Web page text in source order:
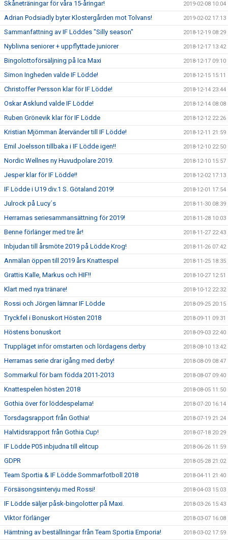
Skåneträningar för våra 15-åringar! 2019-02-08 10:04
Adrian Podsiadly byter Klostergården mot Tolvans! 2019-02-02 17:13
Sammanfattning av IF Löddes "Silly season" 2018-12-19 08:29
Nyblivna seniorer + uppflyttade juniorer 2018-12-17 13:42
Bingolottoförsäljning på Ica Maxi 2018-12-17 09:10
Simon Ingheden valde IF Lödde! 2018-12-15 15:11
Christoffer Persson klar för IF Lödde! 2018-12-14 23:44
Oskar Asklund valde IF Lödde! 2018-12-14 08:08
Ruben Grönevik klar för IF Lödde 2018-12-12 22:26
Kristian Mjörnman återvänder till IF Lödde! 2018-12-11 21:59
Emil Joelsson tillbaka i IF Lödde igen!! 2018-12-10 22:50
Nordic Wellnes ny Huvudpolare 2019. 2018-12-10 15:57
Jesper klar för IF Lödde!! 2018-12-02 17:13
IF Lödde i U19 div.1 S. Götaland 2019! 2018-12-01 17:54
Julrock på Lucy´s 2018-11-30 08:39
Herrarnas seriesammansättning för 2019! 2018-11-28 10:03
Benne förlänger med tre år! 2018-11-27 22:43
Inbjudan till årsmöte 2019 på Lödde Krog! 2018-11-26 07:42
Anmälan öppen till 2019 års Knattespel 2018-11-25 18:35
Grattis Kalle, Markus och HIF!! 2018-10-27 12:51
Klart med nya tränare! 2018-10-12 22:32
Rossi och Jörgen lämnar IF Lödde 2018-09-25 20:15
Tryckfel i Bonuskort Hösten 2018 2018-09-11 09:31
Höstens bonuskort 2018-09-03 22:40
Truppläget inför omstarten och lördagens derby 2018-08-10 13:42
Herrarnas serie drar igång med derby! 2018-08-09 08:47
Sommarkul för barn födda 2011-2013 2018-08-07 09:40
Knattespelen hösten 2018 2018-08-05 11:50
Gothia över för löddespelarna! 2018-07-20 16:14
Torsdagsrapport från Gothia! 2018-07-19 21:24
Halvtidsrapport från Gothia Cup! 2018-07-18 20:29
IF Lödde P05 inbjudna till elitcup 2018-06-26 11:59
GDPR 2018-05-28 21:02
Team Sportia & IF Lödde Sommarfotboll 2018 2018-04-11 21:40
Försäsongsintervju med Rossi! 2018-04-03 15:03
IF Lödde säljer påsk-bingolotter på Maxi. 2018-03-26 15:43
Viktor förlänger 2018-03-07 16:08
Hämtning av beställningar från Team Sportia Emporia! 2018-03-02 17:59